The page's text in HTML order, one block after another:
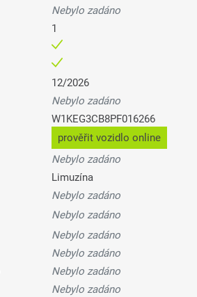
Nebylo zadáno
1
12/2026
Nebylo zadáno
W1KEG3CB8PF016266
prověřit vozidlo online
Nebylo zadáno
Limuzína
Nebylo zadáno
Nebylo zadáno
Nebylo zadáno
Nebylo zadáno
Nebylo zadáno
Nebylo zadáno